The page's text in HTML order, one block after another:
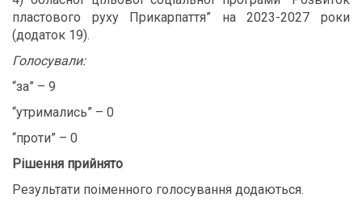
пластового руху Прикарпаття” на 2023-2027 роки
(додаток 19).
Голосували:
“за” – 9
“утримались” – 0
“проти” – 0
Рішення прийнято
Результати поіменного голосування додаються.